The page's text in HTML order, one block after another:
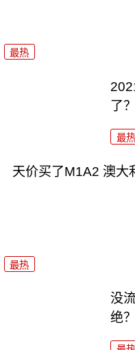
最热
了？
最热
天价买了M1A2 澳大
最热
没
绝？